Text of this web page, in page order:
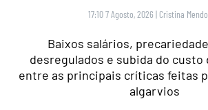
17:10 7 Agosto, 2026 | Cristina
Baixos salários,
desregulados e subida do custo
entre as principais críticas feitas
algarvios